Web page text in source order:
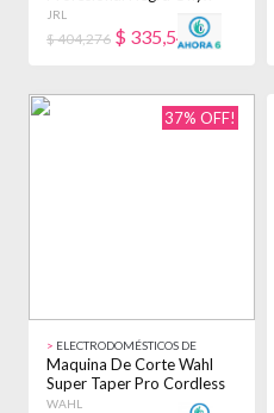
Clipper 2020c Negro
JRL
$ 404,276 $ 335,549
37% OFF!
> ELECTRODOMÉSTICOS DE
BELLEZA
Maquina De Corte Wahl
Super Taper Pro Cordless
Profesional Plata Negro
WAHL